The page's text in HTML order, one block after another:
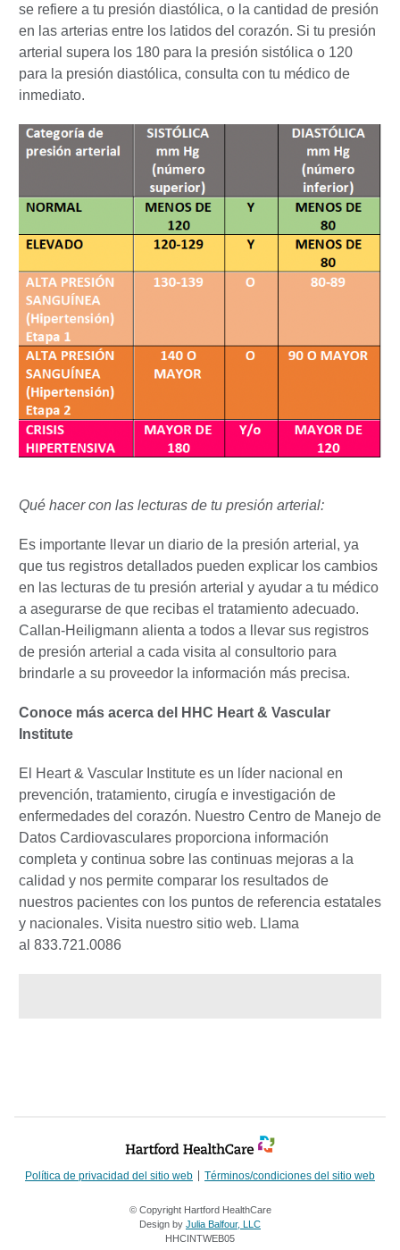
se refiere a tu presión diastólica, o la cantidad de presión
en las arterias entre los latidos del corazón. Si tu presión
arterial supera los 180 para la presión sistólica o 120
para la presión diastólica, consulta con tu médico de
inmediato.
Qué hacer con las lecturas de tu presión arterial:
Es importante llevar un diario de la presión arterial, ya
que tus registros detallados pueden explicar los cambios
en las lecturas de tu presión arterial y ayudar a tu médico
a asegurarse de que recibas el tratamiento adecuado.
Callan-Heiligmann alienta a todos a llevar sus registros
de presión arterial a cada visita al consultorio para
brindarle a su proveedor la información más precisa.
Conoce más acerca del HHC Heart & Vascular
Institute
El Heart & Vascular Institute es un líder nacional en
prevención, tratamiento, cirugía e investigación de
enfermedades del corazón. Nuestro Centro de Manejo de
Datos Cardiovasculares proporciona información
completa y continua sobre las continuas mejoras a la
calidad y nos permite comparar los resultados de
nuestros pacientes con los puntos de referencia estatales
y nacionales. Visita nuestro sitio web. Llama
al 833.721.0086
Política de privacidad del sitio web Términos/condiciones del sitio web
© Copyright Hartford HealthCare
Design by Julia Balfour, LLC
HHCINTWEB05